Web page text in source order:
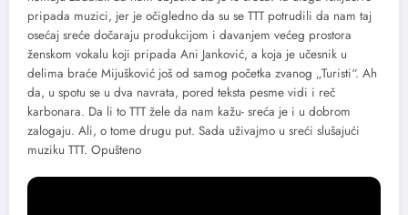
pripada muzici, jer je očigledno da su se TTT potrudili da nam taj
osećaj sreće dočaraju produkcijom i davanjem većeg prostora
ženskom vokalu koji pripada Ani Janković, a koja je učesnik u
delima braće Mijušković još od samog početka zvanog „Turisti“. Ah
da, u spotu se u dva navrata, pored teksta pesme vidi i reč
karbonara. Da li to TTT žele da nam kažu- sreća je i u dobrom
zalogaju. Ali, o tome drugu put. Sada uživajmo u sreći slušajući
muziku TTT. Opušteno